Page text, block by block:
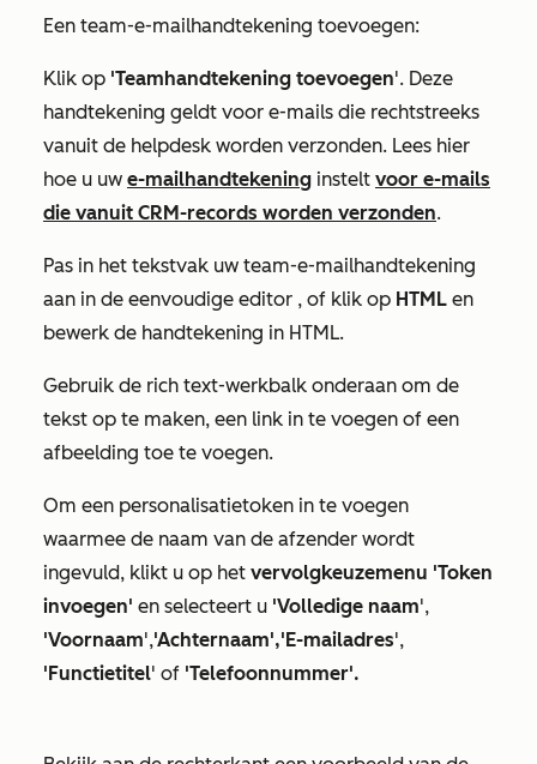
Een team-e-mailhandtekening toevoegen:
Klik op 'Teamhandtekening toevoegen'. Deze
handtekening geldt voor e-mails die rechtstreeks
vanuit de helpdesk worden verzonden. Lees hier
hoe u uw e-mailhandtekening instelt voor e-mails
die vanuit CRM-records worden verzonden.
Pas in het tekstvak uw team-e-mailhandtekening
aan in de eenvoudige editor , of klik op HTML en
bewerk de handtekening in HTML.
Gebruik de rich text-werkbalk onderaan om de
tekst op te maken, een link in te voegen of een
afbeelding toe te voegen.
Om een personalisatietoken in te voegen
waarmee de naam van de afzender wordt
ingevuld, klikt u op het vervolgkeuzemenu 'Token
invoegen' en selecteert u 'Volledige naam',
'Voornaam','Achternaam','E-mailadres',
'Functietitel' of 'Telefoonnummer'.